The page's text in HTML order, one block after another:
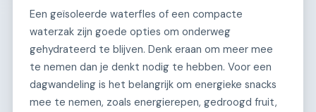
Een geïsoleerde waterfles of een compacte
waterzak zijn goede opties om onderweg
gehydrateerd te blijven. Denk eraan om meer mee
te nemen dan je denkt nodig te hebben. Voor een
dagwandeling is het belangrijk om energieke snacks
mee te nemen, zoals energierepen, gedroogd fruit,